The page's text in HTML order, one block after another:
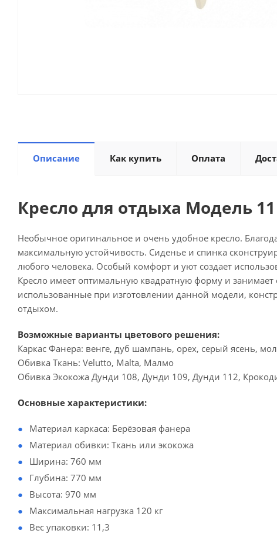
Описание Как купить Оплата
Кресло для отдыха Модель
Необычное оригинальное и очень удобное кресло.
максимальную устойчивость. Сиденье и спинка
любого человека. Особый комфорт и уют создает
Кресло имеет оптимальную квадратную форму и
использованные при изготовлении данной модели,
отдыхом.
Возможные варианты цветового решения:
Каркас Фанера: венге, дуб шампань, орех, серый ясень,
Обивка Ткань: Velutto, Malta, Малмо
Обивка Экокожа Дунди 108, Дунди 109, Дунди 112,
Основные характеристики:
Материал каркаса: Берёзовая фанера
Материал обивки: Ткань или экокожа
Ширина: 760 мм
Глубина: 770 мм
Высота: 970 мм
Максимальная нагрузка 120 кг
Вес упаковки: 11,3